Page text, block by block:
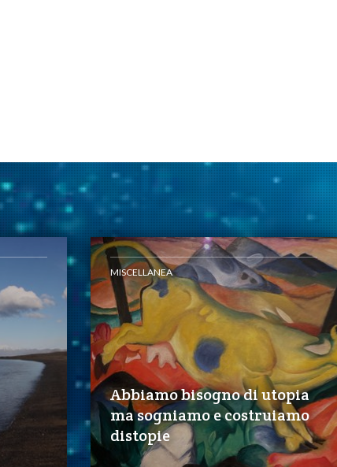
MISCELLANEA
Abbiamo bisogno di utopia
ma sogniamo e costruiamo
distopie